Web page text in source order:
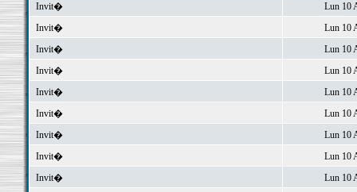
Invit�
Lun 10
Invit�
Lun 10
Invit�
Lun 10
Invit�
Lun 10
Invit�
Lun 10
Invit�
Lun 10
Invit�
Lun 10
Invit�
Lun 10
Invit�
Lun 10